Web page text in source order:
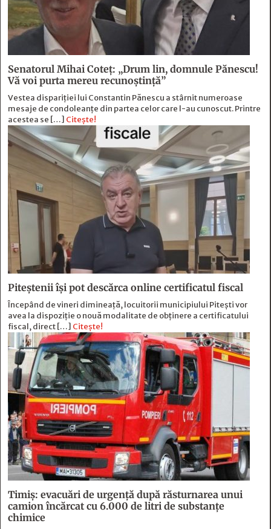
Senatorul Mihai Coteț: „Drum lin, domnule Pănescu!
Vă voi purta mereu recunoștință”
Vestea dispariției lui Constantin Pănescu a stârnit numeroase
mesaje de condoleanțe din partea celor care l-au cunoscut. Printre
acestea se […] Citește!
Piteștenii își pot descărca online certificatul fiscal
Începând de vineri dimineață, locuitorii municipiului Pitești vor
avea la dispoziție o nouă modalitate de obținere a certificatului
fiscal, direct […] Citește!
Timiș: evacuări de urgență după răsturnarea unui
camion încărcat cu 6.000 de litri de substanțe
chimice